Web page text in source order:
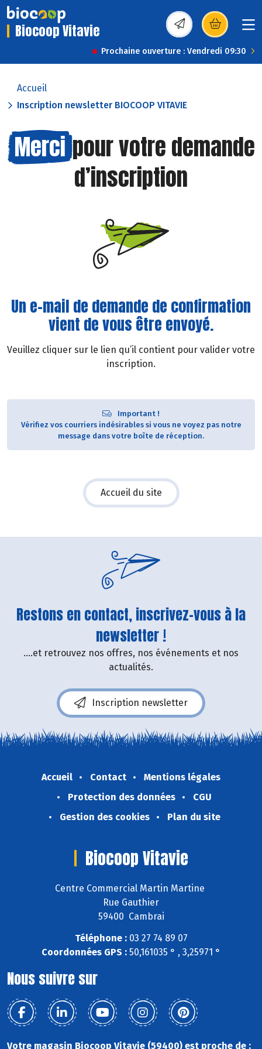
Biocoop Vitavie (s’ouvre dans une
Prochaine ouverture : Vendredi 09:30
Accueil
Inscription newsletter BIOCOOP VITAVIE
Merci pour votre demande
d’inscription
Un e-mail de demande de confirmation
vient de vous être envoyé.
Veuillez cliquer sur le lien qu’il contient pour valider votre
inscription.
Important !
Vérifiez vos courriers indésirables si vous ne voyez pas notre
message dans votre boîte de réception.
Accueil du site
Restons en contact, inscrivez-vous à la
newsletter !
....et retrouvez nos offres, nos événements et nos
actualités.
Inscription newsletter
Accueil Contact
Mentions légales
Protection des données
CGU
Gestion des cookies
Plan du site
Biocoop Vitavie
Centre Commercial Martin Martine
Rue Gauthier
59400 Cambrai
Téléphone :03 27 74 89 07
Coordonnées GPS : 50,161035 ° , 3,25971 °
Nous suivre sur
Votre magasin Biocoop Vitavie (59400) est proche de :